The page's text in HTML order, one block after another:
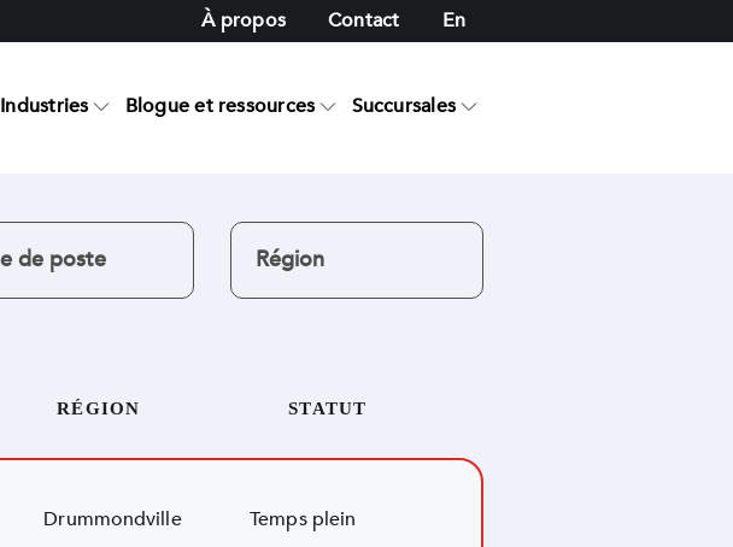
À propos Contact En
Industries Blogue et ressources Succursales
RÉGION STATUT
Drummondville Temps plein